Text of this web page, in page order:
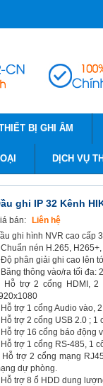
BỊ GHI ÂM
DỊCH VỤ
ghi IP 32 Kênh
bán:
Liên hệ
ghi hình NVR cao cấp
nén H.265,
phân giải ghi cao lên
thông vào/ra tối đa:
Hỗ trợ 2 cổng HDMI, 2
trợ 1 cổng Audio vào,
trợ 2 cổng USB 2.0 ; 1
trợ 16 cổng báo động
trợ 1 cổng RS-485, 1
trợ 2 cổng mạng
dự phòng.
trợ 8 ổ HDD dung